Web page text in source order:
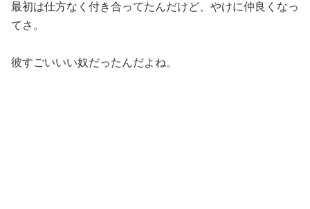
最初は仕方なく付き合ってたんだけど、やけに仲良くなっ
てさ。
彼すごいいい奴だったんだよね。